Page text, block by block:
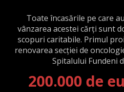
Toate încasările pe care
vânzarea acestei cărți sunt
scopuri caritabile. Primul
renovarea secției de
Spitalului Fundeni
200.000 de